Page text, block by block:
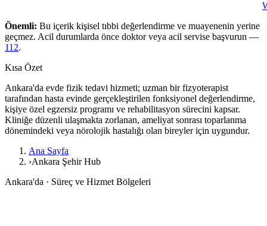
Önemli: Bu içerik kişisel tıbbi değerlendirme ve muayenenin yerine
geçmez. Acil durumlarda önce doktor veya acil servise başvurun —
112.
Kısa Özet
Ankara'da evde fizik tedavi hizmeti; uzman bir fizyoterapist
tarafından hasta evinde gerçekleştirilen fonksiyonel değerlendirme,
kişiye özel egzersiz programı ve rehabilitasyon sürecini kapsar.
Kliniğe düzenli ulaşmakta zorlanan, ameliyat sonrası toparlanma
dönemindeki veya nörolojik hastalığı olan bireyler için uygundur.
Ana Sayfa
›Ankara Şehir Hub
Ankara'da · Süreç ve Hizmet Bölgeleri